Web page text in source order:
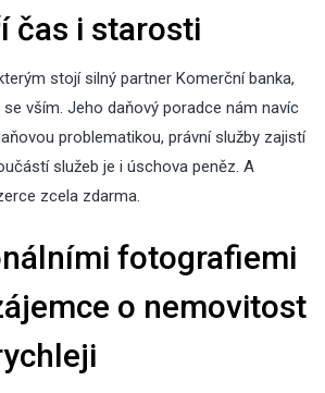
čas i starosti
stojí silný partner Komerční banka,
vším. Jeho daňový poradce nám navíc
problematikou, právní služby zajistí
služeb je i úschova peněz. A
zcela zdarma.
fotografiemi
o nemovitost